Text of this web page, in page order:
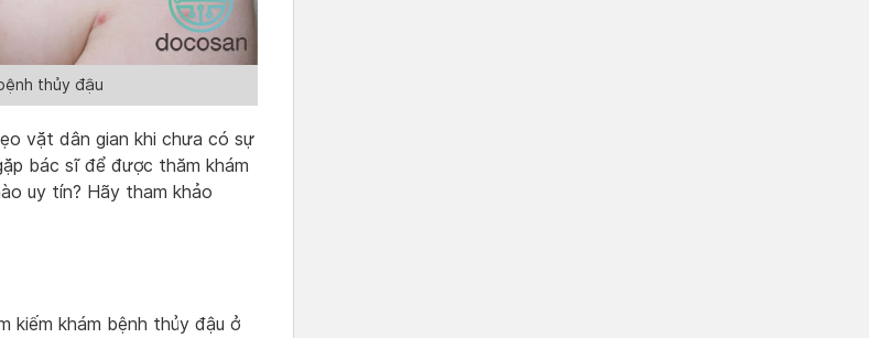
thủy đậu
vặt dân gian khi chưa có sự
bác sĩ để được thăm khám
uy tín? Hãy tham khảo
kiếm khám bệnh thủy đậu ở